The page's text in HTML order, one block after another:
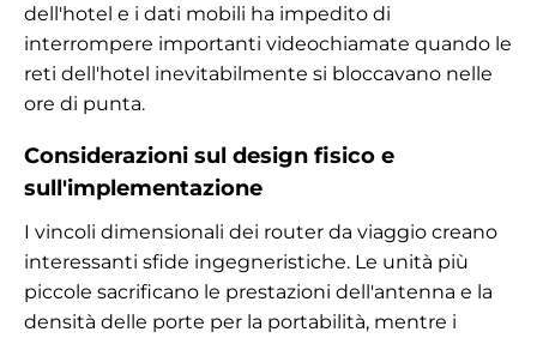
dell'hotel e i dati mobili ha impedito di
interrompere importanti videochiamate quando le
reti dell'hotel inevitabilmente si bloccavano nelle
ore di punta.
Considerazioni sul design fisico e
sull'implementazione
I vincoli dimensionali dei router da viaggio creano
interessanti sfide ingegneristiche. Le unità più
piccole sacrificano le prestazioni dell'antenna e la
densità delle porte per la portabilità, mentre i